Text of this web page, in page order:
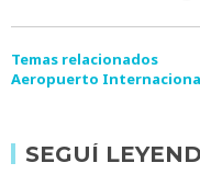
Temas relacionados
Aeropuerto
SEGUÍ